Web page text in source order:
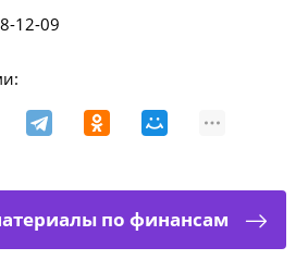
12-09
по финансам